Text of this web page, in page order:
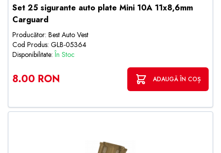
Set 25 sigurante auto plate Mini 10A 11x8,6mm
Carguard
Producător: Best Auto Vest
Cod Produs: GLB-05364
Disponibilitate:În Stoc
8.00 RON ADAUGĂ ÎN COȘ